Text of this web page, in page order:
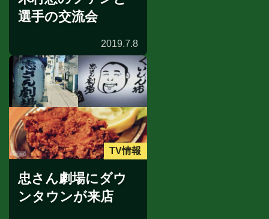
選手の交流会
2019.7.8
TV情報
忠さん劇場にダウ
ンタウンが来店